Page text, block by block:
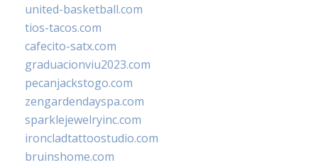
united-basketball.com
tios-tacos.com
cafecito-satx.com
graduacionviu2023.com
pecanjackstogo.com
zengardendayspa.com
sparklejewelryinc.com
ironcladtattoostudio.com
bruinshome.com